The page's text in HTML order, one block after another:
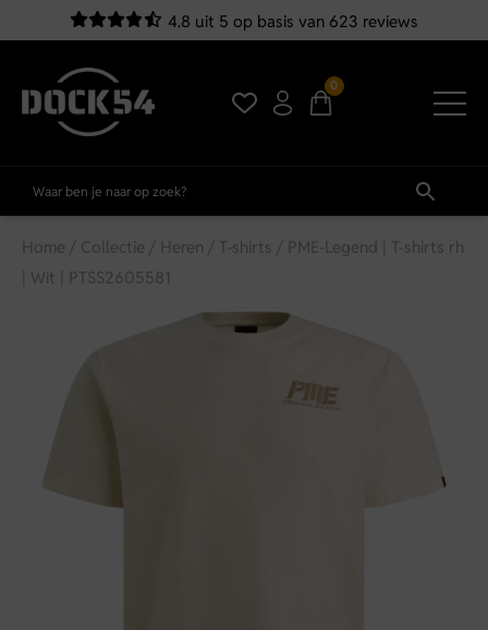
4.8 uit 5 op basis van 623 reviews
0
Home / Collectie / Heren / T-shirts / PME-Legend | T-shirts rh
| Wit | PTSS2605581